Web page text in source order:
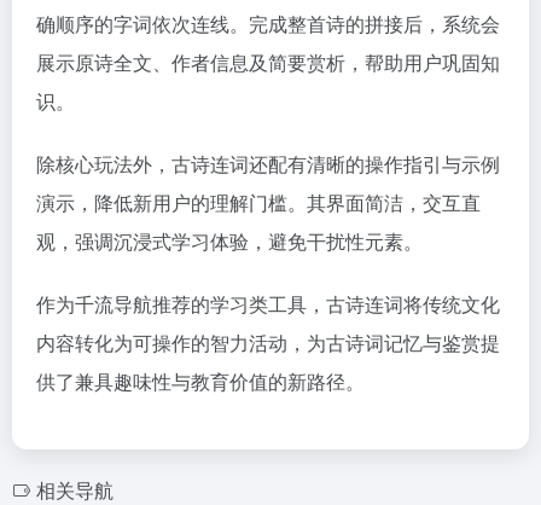
确顺序的字词依次连线。完成整首诗的拼接后，系统会
展示原诗全文、作者信息及简要赏析，帮助用户巩固知
识。
除核心玩法外，古诗连词还配有清晰的操作指引与示例
演示，降低新用户的理解门槛。其界面简洁，交互直
观，强调沉浸式学习体验，避免干扰性元素。
作为千流导航推荐的学习类工具，古诗连词将传统文化
内容转化为可操作的智力活动，为古诗词记忆与鉴赏提
供了兼具趣味性与教育价值的新路径。
相关导航